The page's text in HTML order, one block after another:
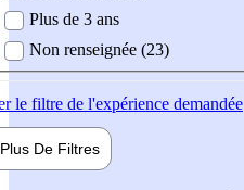
Plus de 3 ans
Non renseignée (23)
le filtre de l'expérience demandée
Plus De Filtres